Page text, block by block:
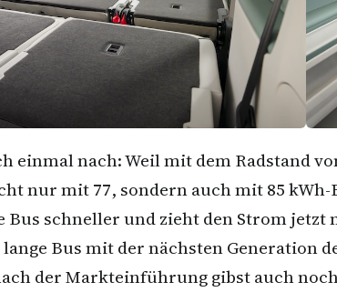
einmal nach: Weil mit dem Radstand
nur mit 77, sondern auch mit 85
schneller und zieht den Strom
Bus mit der nächsten Generation
der Markteinführung gibst auch